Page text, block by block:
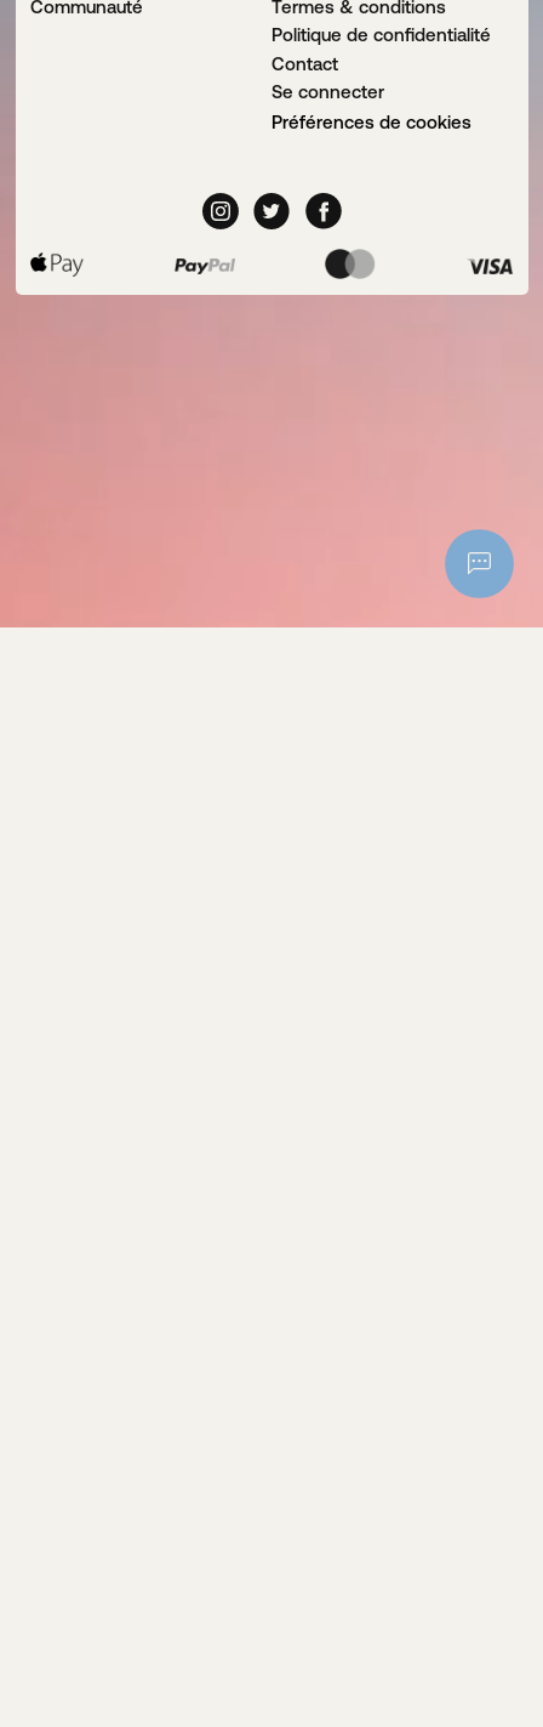
Communauté
Termes & conditions
Politique de confidentialité
Contact
Se connecter
Préférences de cookies